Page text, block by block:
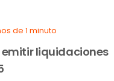
de 1 minuto
liquidaciones